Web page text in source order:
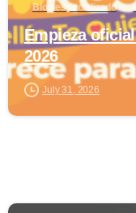
Blog especializado
Empieza
2026
July 31, 2026